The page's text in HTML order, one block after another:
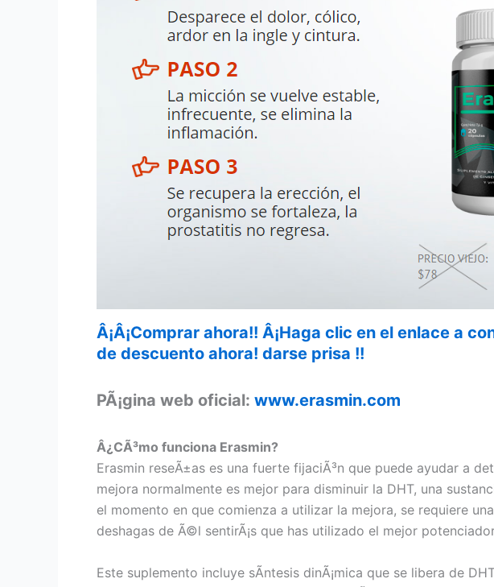
Â¡Â¡Comprar ahora!! Â¡Haga clic en el enlace a
de descuento ahora! darse prisa !!
PÃ¡gina web oficial: www.erasmin.com
Â¿CÃ³mo funciona Erasmin?
Erasmin reseÃ±as es una fuerte fijaciÃ³n que puede ayudar a
mejora normalmente es mejor para disminuir la DHT, una
el momento en que comienza a utilizar la mejora, se requiere
deshagas de Ã©l sentirÃ¡s que has utilizado el mejor
Este suplemento incluye sÃ­ntesis dinÃ¡mica que se libera de